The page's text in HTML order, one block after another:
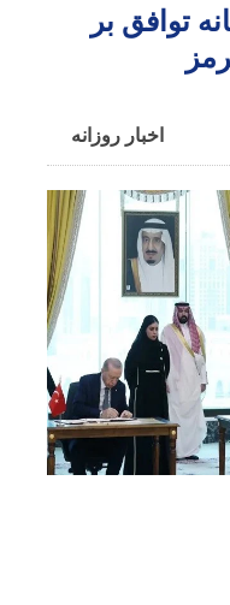
توافق بر
اخبار روزانه